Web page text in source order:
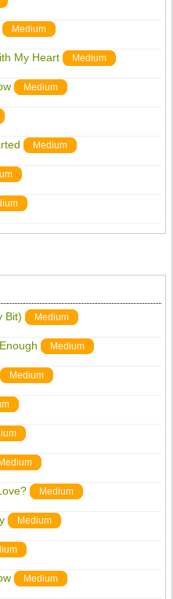
Medium
My Heart Medium
Medium
Medium
Bit) Medium
Medium
Medium
Medium
Medium
Medium
Medium